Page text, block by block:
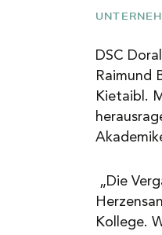
DSC
Raimund
Kietaibl.
„Die
Kollege.